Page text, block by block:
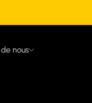
nous